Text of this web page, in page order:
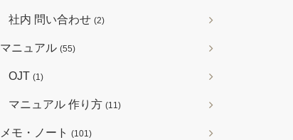
社内 問い合わせ (2)
マニュアル (55)
OJT (1)
マニュアル 作り方 (11)
メモ・ノート (101)